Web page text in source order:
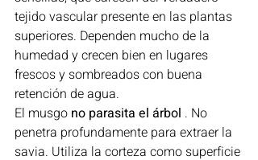
tejido vascular presente en las plantas
superiores. Dependen mucho de la
humedad y crecen bien en lugares
frescos y sombreados con buena
retención de agua.
El musgo no parasita el árbol . No
penetra profundamente para extraer la
savia. Utiliza la corteza como superficie